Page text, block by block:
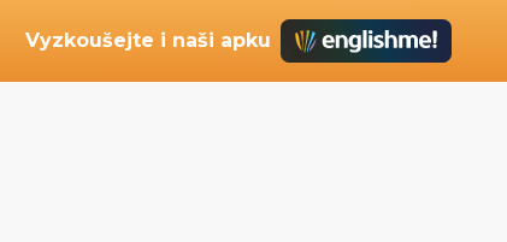
Vyzkoušejte i naši apku